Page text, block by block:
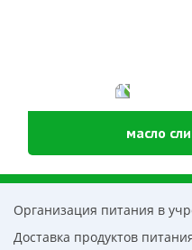
масло
Организация питания в
Доставка продуктов